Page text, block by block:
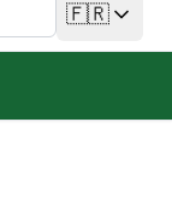
🇫🇷
Changer